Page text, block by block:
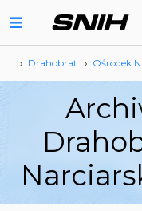
… › Drahobrat › Ośrodek